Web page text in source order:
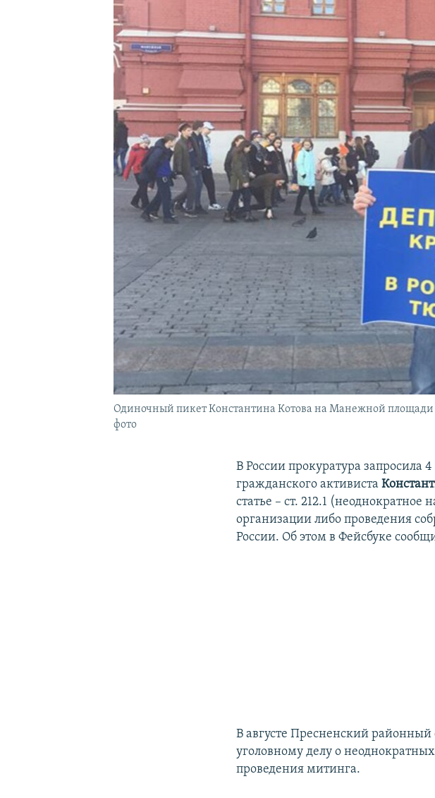
КРЫМ.НЕПОКОРЕННЫЙ
УКРАИНСКАЯ ПРОБЛЕМА КРЫМА
Одиночный пикет Константина Котова на Манежной площади
фото
В России прокуратура запросила
гражданского активиста
статье – ст. 212.1
организации либо проведения
России. Об этом в Фейсбуке
В августе Пресненский
уголовному делу о
проведения митинга.